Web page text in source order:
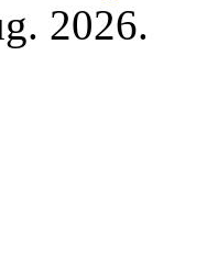
2026.